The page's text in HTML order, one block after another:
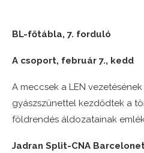
BL-főtábla, 7. forduló
A csoport, február 7., kedd
A meccsek a LEN
gyászszünettel kezdődtek a
földrendés áldozatainak
Jadran Split-CNA